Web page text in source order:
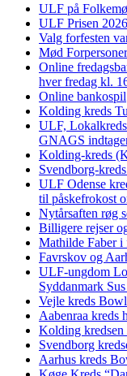
ULF på
ULF Prisen 2026
Valg forfesten
Mød
Online
hver fredag kl.
Online bankospil
Kolding kreds
ULF,
GNAGS
Kolding-kreds
Svendborg-
ULF Odense
til påskefrokost
Nytårsaften røg
Billigere rejser
Mathilde Faber i
Favrskov og
ULF-ungdom
Syddanmark
Vejle kreds
Aabenraa kreds
Kolding kredsen
Svendborg
Aarhus kreds